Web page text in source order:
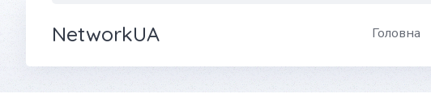
NetworkUA Головна